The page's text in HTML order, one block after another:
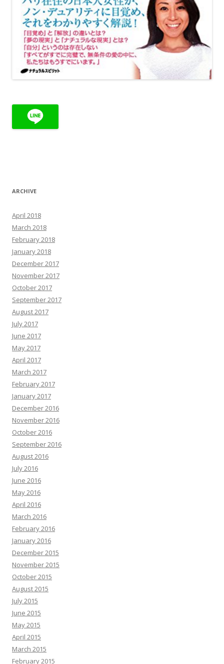
ARCHIVE
April 2018
March 2018
February 2018
January 2018
December 2017
November 2017
October 2017
September 2017
August 2017
July 2017
June 2017
May 2017
April 2017
March 2017
February 2017
January 2017
December 2016
November 2016
October 2016
September 2016
August 2016
July 2016
June 2016
May 2016
April 2016
March 2016
February 2016
January 2016
December 2015
November 2015
October 2015
August 2015
July 2015
June 2015
May 2015
April 2015
March 2015
February 2015